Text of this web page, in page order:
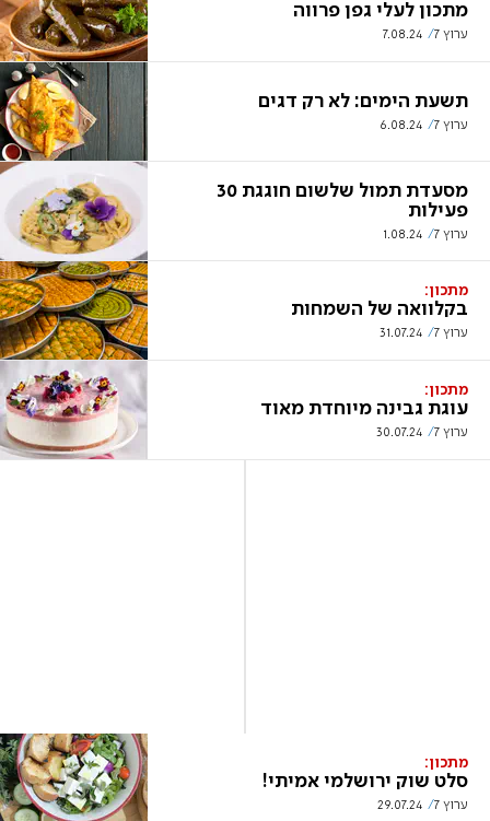
מתכון לעלי גפן פרווה
ערוץ 7 7.08.24
תשעת הימים: לא רק דגים
ערוץ 7 6.08.24
מסעדת תמול שלשום חוגגת 30
פעילות
ערוץ 7 1.08.24
מתכון:
בקלוואה של השמחות
ערוץ 7 31.07.24
מתכון:
עוגת גבינה מיוחדת מאוד
ערוץ 7 30.07.24
מתכון:
סלט שוק ירושלמי אמיתי!
ערוץ 7 29.07.24